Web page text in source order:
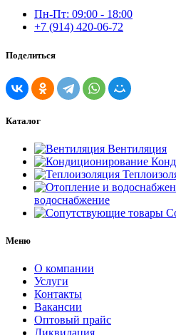
Пн-Пт: 09:00 - 18:00
+7 (914) 420-06-72
Поделиться
Каталог
Вентиляция
водоснабжение
Меню
О компании
Услуги
Контакты
Вакансии
Оптовый прайс